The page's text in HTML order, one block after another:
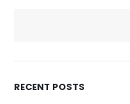
RECENT POSTS